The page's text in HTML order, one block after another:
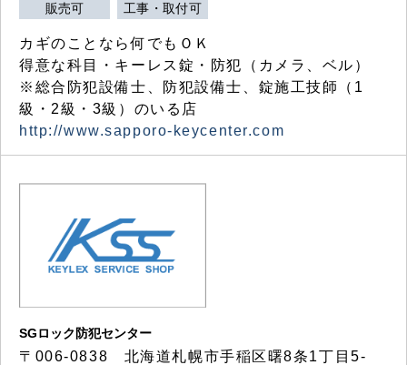
販売可 工事・取付可
カギのことなら何でもＯＫ
得意な科目・キーレス錠・防犯（カメラ、ベル）
※総合防犯設備士、防犯設備士、錠施工技師（1
級・2級・3級）のいる店
http://www.sapporo-keycenter.com
SGロック防犯センター
〒006-0838 北海道札幌市手稲区曙8条1丁目5-